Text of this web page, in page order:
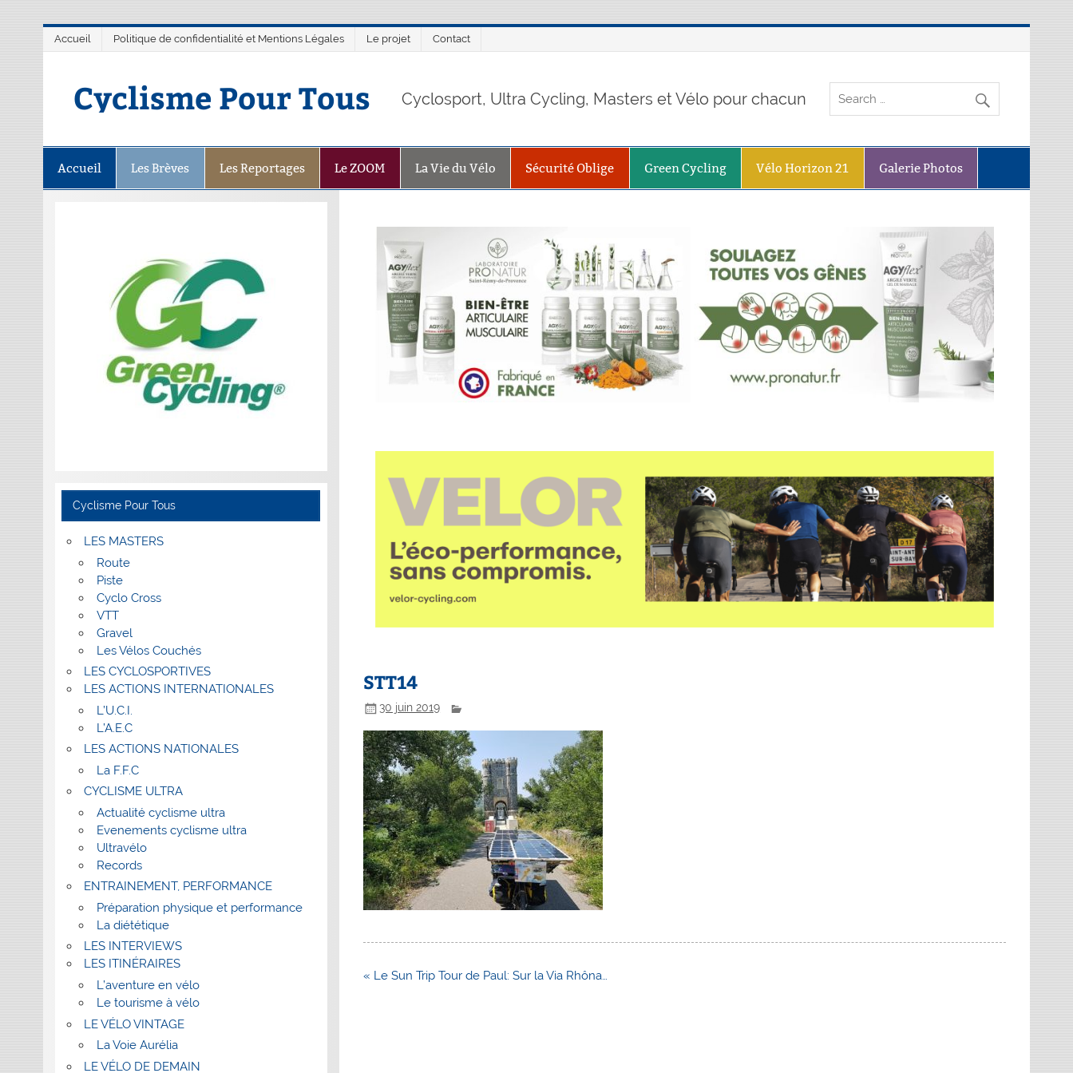
Accueil Politique de confidentialité et Mentions Légales Le projet Contact
Cyclisme Pour Tous Cyclosport, Ultra Cycling, Masters et Vélo pour chacun
Accueil Les Brèves Les Reportages Le ZOOM La Vie du Vélo Sécurité Oblige Green Cycling Vélo Horizon 21 Galerie Photos
STT14
30 juin 2019
Navigation
« Le Sun Trip Tour de Paul: Sur la Via Rhôna…
Cyclisme Pour Tous
LES MASTERS
Route
Piste
Cyclo Cross
VTT
Gravel
Les Vélos Couchés
LES CYCLOSPORTIVES
LES ACTIONS INTERNATIONALES
L’U.C.I.
L’A.E.C
LES ACTIONS NATIONALES
La F.F.C
CYCLISME ULTRA
Actualité cyclisme ultra
Evenements cyclisme ultra
Ultravélo
Records
ENTRAINEMENT, PERFORMANCE
Préparation physique et performance
La diététique
LES INTERVIEWS
LES ITINÉRAIRES
L’aventure en vélo
Le tourisme à vélo
LE VÉLO VINTAGE
La Voie Aurélia
LE VÉLO DE DEMAIN